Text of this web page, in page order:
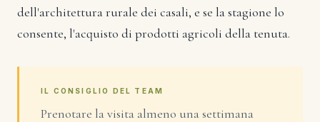
dell'architettura rurale dei casali, e se la stagione lo
consente, l'acquisto di prodotti agricoli della tenuta.
IL CONSIGLIO DEL TEAM
Prenotare la visita almeno una settimana